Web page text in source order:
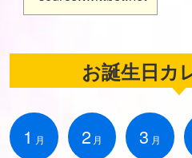
お誕生日カ
1 月 2 月 3 月